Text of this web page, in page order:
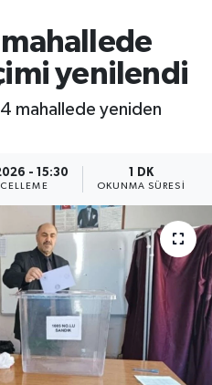
yenilendi
mahallede yeniden
- 15:30 1 DK
OKUNMA SÜRESI
ve Fikstür